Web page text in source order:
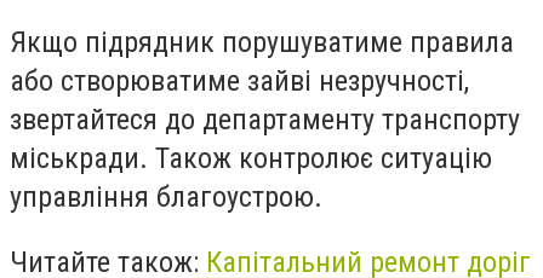
Якщо підрядник порушуватиме правила
або створюватиме зайві незручності,
звертайтеся до департаменту транспорту
міськради. Також контролює ситуацію
управління благоустрою.
Читайте також: Капітальний ремонт доріг